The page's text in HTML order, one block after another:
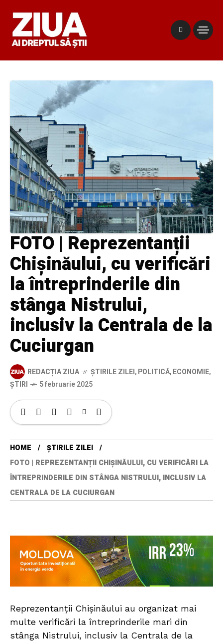
FOTO | Reprezentanții
Chișinăului, cu verificări
la întreprinderile din
stânga Nistrului,
inclusiv la Centrala de la
Cuciurgan
REDACȚIA ZIUA ȘTIRILE ZILEI,POLITICĂ,ECONOMIE,
ȘTIRI
5 februarie 2025
HOME
ȘTIRILE ZILEI
FOTO | REPREZENTANȚII CHIȘINĂULUI, CU VERIFICĂRI LA
ÎNTREPRINDERILE DIN STÂNGA NISTRULUI, INCLUSIV LA
CENTRALA DE LA CUCIURGAN
Reprezentanții Chișinăului au organizat mai
multe verificări la întreprinderile mari din
stânga Nistrului, inclusiv la Centrala de la